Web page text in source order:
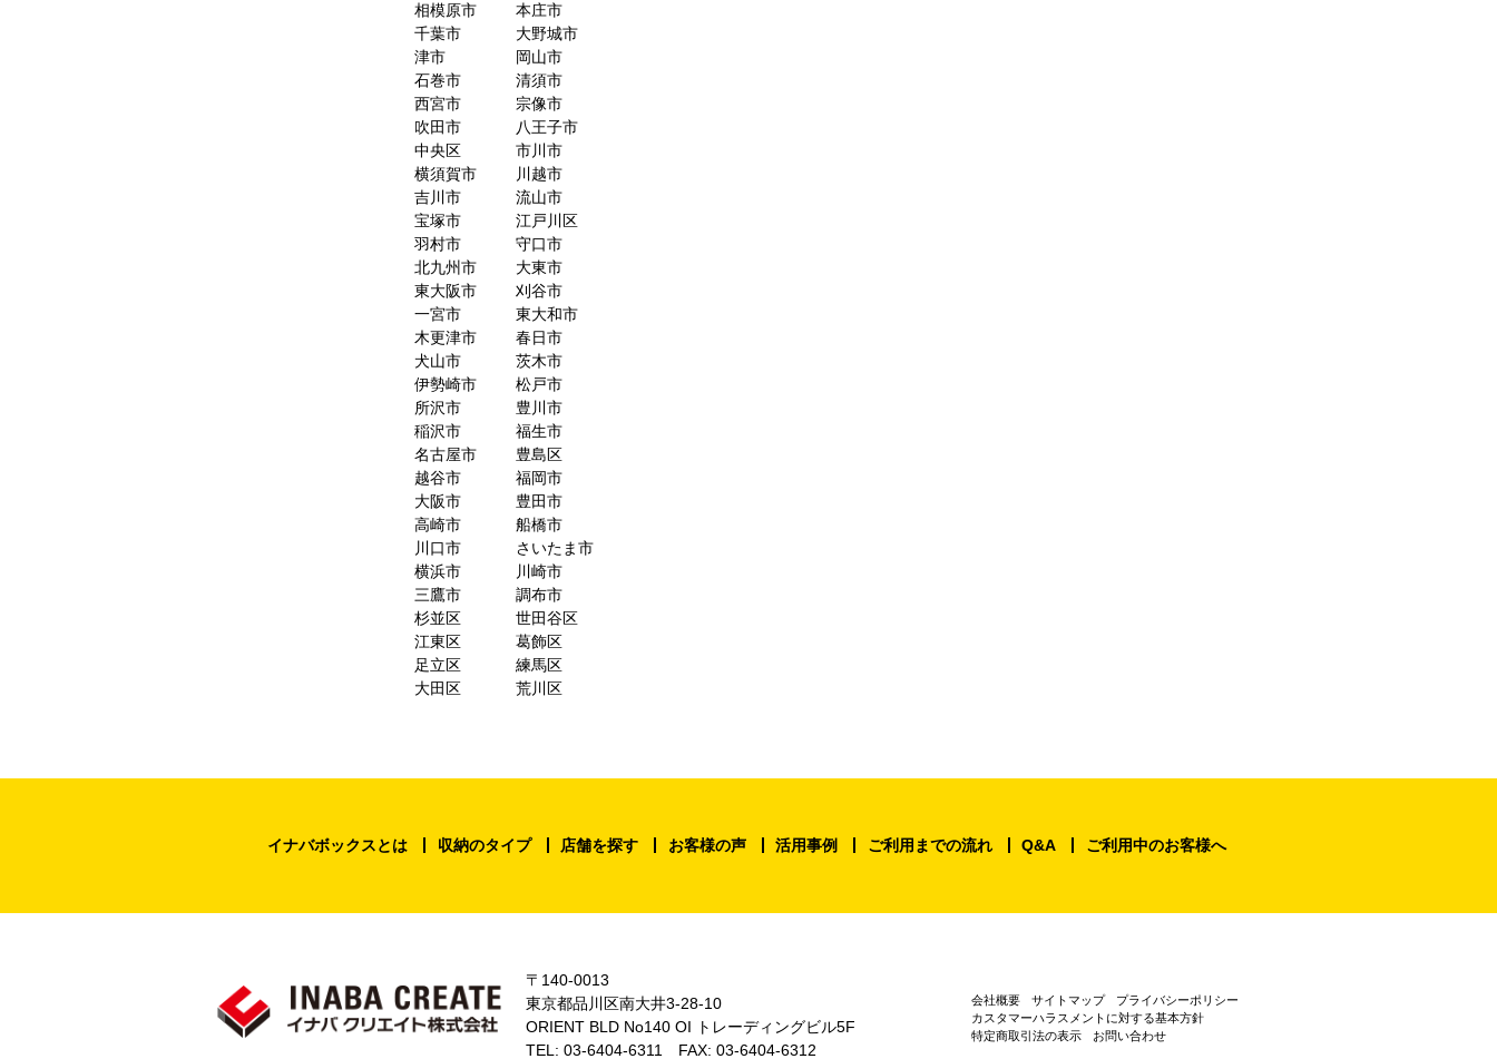
相模原市
本庄市
千葉市
大野城市
津市
岡山市
石巻市
清須市
西宮市
宗像市
吹田市
八王子市
中央区
市川市
横須賀市
川越市
吉川市
流山市
宝塚市
江戸川区
羽村市
守口市
北九州市
大東市
東大阪市
刈谷市
一宮市
東大和市
木更津市
春日市
犬山市
茨木市
伊勢崎市
松戸市
所沢市
豊川市
稲沢市
福生市
名古屋市
豊島区
越谷市
福岡市
大阪市
豊田市
高崎市
船橋市
川口市
さいたま市
横浜市
川崎市
三鷹市
調布市
杉並区
世田谷区
江東区
葛飾区
足立区
練馬区
大田区
荒川区
イナバボックスとは 収納のタイプ 店舗を探す お客様の声 活用事例 ご利用までの流れ Q&A ご利用中のお客様へ
〒140-0013
東京都品川区南大井3-28-10
ORIENT BLD No140 OI トレーディングビル5F
TEL: 03-6404-6311 FAX: 03-6404-6312
会社概要 サイトマップ
プライバシーポリシー
カスタマーハラスメントに対する基本方針
特定商取引法の表示
お問い合わせ